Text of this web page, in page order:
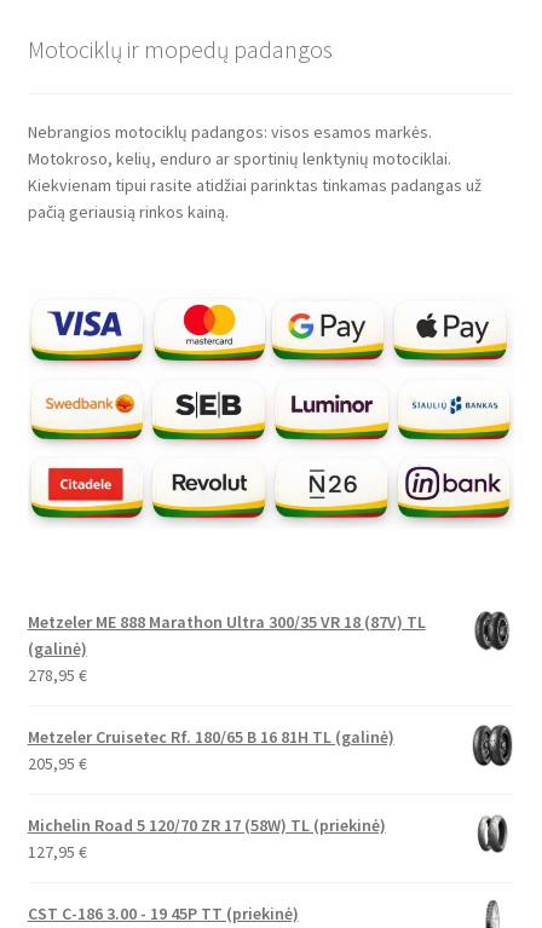
Motociklų ir mopedų padangos
Nebrangios motociklų padangos: visos esamos markės.
Motokroso, kelių, enduro ar sportinių lenktynių motociklai.
Kiekvienam tipui rasite atidžiai parinktas tinkamas padangas už
pačią geriausią rinkos kainą.
Metzeler ME 888 Marathon Ultra 300/35 VR 18 (87V) TL
(galinė)
278,95 €
Metzeler Cruisetec Rf. 180/65 B 16 81H TL (galinė)
205,95 €
Michelin Road 5 120/70 ZR 17 (58W) TL (priekinė)
127,95 €
CST C-186 3.00 - 19 45P TT (priekinė)